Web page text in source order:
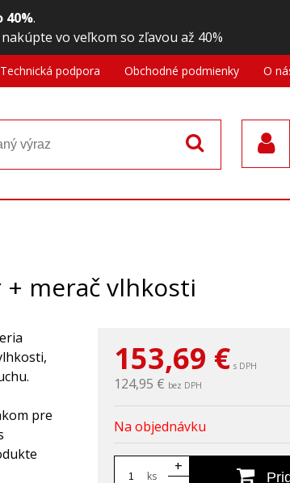
40%.
vo veľkom so zľavou až 40%
Technická podpora Obchodné podmienky O
merač vlhkosti
153,69 € s DPH
124,95 € bez DPH
Na objednávku
ks
+
pre